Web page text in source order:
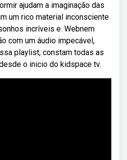
ajudam a imaginação das
um rico material inconsciente
incríveis e. Webnem
com um áudio impecável,
playlist, constam todas as
o inicio do kidspace tv.